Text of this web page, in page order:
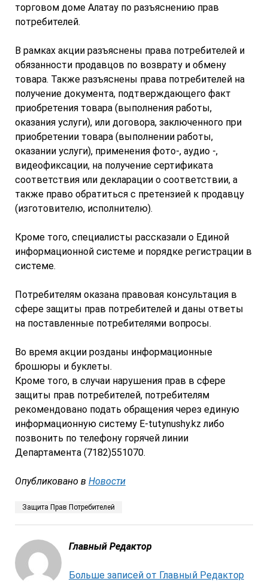
торговом доме Алатау по разъяснению прав
потребителей.
В рамках акции разъяснены права потребителей и
обязанности продавцов по возврату и обмену
товара. Также разъяснены права потребителей на
получение документа, подтверждающего факт
приобретения товара (выполнения работы,
оказания услуги), или договора, заключенного при
приобретении товара (выполнении работы,
оказании услуги), применения фото-, аудио -,
видеофиксации, на получение сертификата
соответствия или декларации о соответствии, а
также право обратиться с претензией к продавцу
(изготовителю, исполнителю).
Кроме того, специалисты рассказали о Единой
информационной системе и порядке регистрации в
системе.
Потребителям оказана правовая консультация в
сфере защиты прав потребителей и даны ответы
на поставленные потребителями вопросы.
Во время акции розданы информационные
брошюры и буклеты.
Кроме того, в случаи нарушения прав в сфере
защиты прав потребителей, потребителям
рекомендовано подать обращения через единую
информационную систему Е-tutynushy.kz либо
позвонить по телефону горячей линии
Департамента (7182)551070.
Опубликовано в Новости
Защита Прав Потребителей
Главный Редактор
Больше записей от Главный Редактор